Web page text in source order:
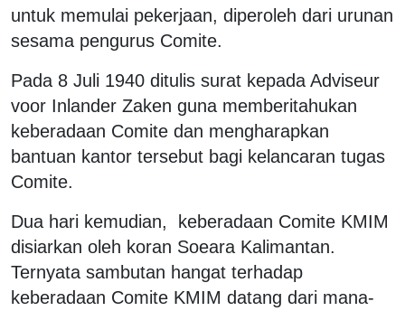
untuk memulai pekerjaan, diperoleh dari urunan
sesama pengurus Comite.
Pada 8 Juli 1940 ditulis surat kepada Adviseur
voor Inlander Zaken guna memberitahukan
keberadaan Comite dan mengharapkan
bantuan kantor tersebut bagi kelancaran tugas
Comite.
Dua hari kemudian, keberadaan Comite KMIM
disiarkan oleh koran Soeara Kalimantan.
Ternyata sambutan hangat terhadap
keberadaan Comite KMIM datang dari mana-